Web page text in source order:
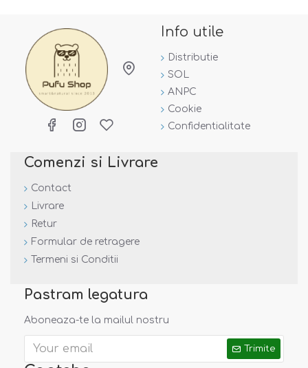
Info utile
Distributie
SOL
ANPC
Cookie
Confidentialitate
Comenzi si Livrare
Contact
Livrare
Retur
Formular de retragere
Termeni si Conditii
Pastram legatura
Aboneaza-te la mailul nostru
Trimite